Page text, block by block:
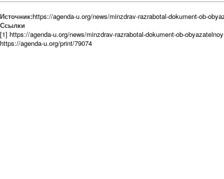
Источник:https://agenda-u.org/news/minzdrav-razrabotal-dokument-ob-
Ссылки
[1] https://agenda-u.org/news/minzdrav-razrabotal-dokument-ob-
https://agenda-u.org/print/79074